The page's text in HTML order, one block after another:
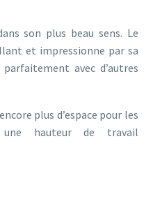
son plus beau sens. Le
et impressionne par sa
avec d’autres
plus d’espace pour les
hauteur de travail